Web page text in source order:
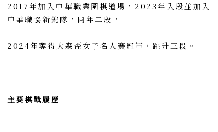
2017年加入中華職業圍棋道場，2023年入段並加入
中華職協新銳隊，同年二段，
2024年奪得大森盃女子名人賽冠軍，跳升三段。
主要棋戰履歷